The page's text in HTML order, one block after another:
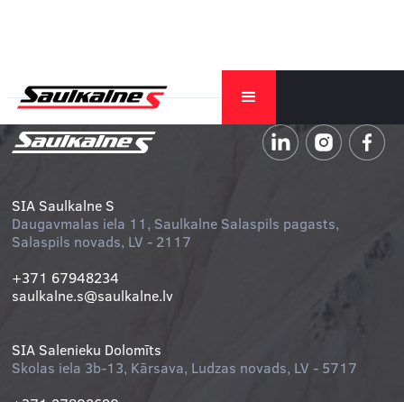
SIA Saulkalne S
Daugavmalas iela 11, Saulkalne Salaspils pagasts,
Salaspils novads, LV - 2117
+371 67948234
saulkalne.s@saulkalne.lv
SIA Salenieku Dolomīts
Skolas iela 3b-13, Kārsava, Ludzas novads, LV - 5717